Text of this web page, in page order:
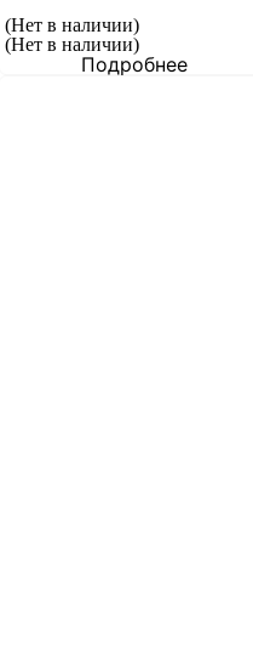
(Нет в наличии)
(Нет в наличии)
Подробнее